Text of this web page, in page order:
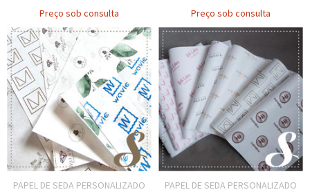
Preço sob consulta
Preço sob consulta
PAPEL DE SEDA PERSONALIZADO
PAPEL DE SEDA PERSONALIZADO